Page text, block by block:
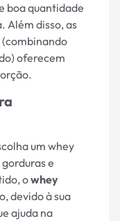
boa quantidade
Além disso, as
(combinando
oferecem
um whey
e
owhey
devido à sua
ajuda na